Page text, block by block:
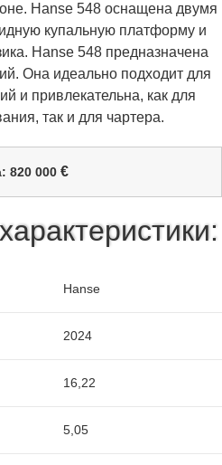
Hanse 548 оснащена двумя
купальную платформу и
Hanse 548 предназначена
Она идеально подходит для
и привлекательна, как для
так и для чартера.
820 000 €
Hanse
2024
16,22
5,05